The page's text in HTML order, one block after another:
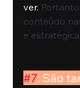
ver.
conteúdo
e estratégica.
#7: São